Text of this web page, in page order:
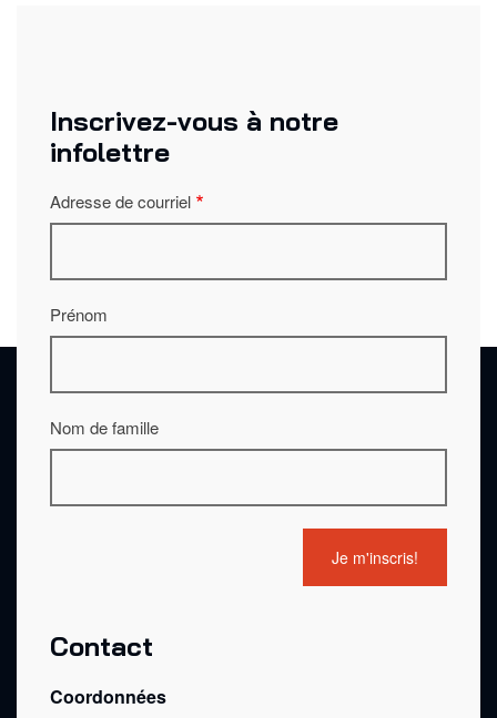
Inscrivez-vous à notre
infolettre
Adresse de courriel
Prénom
Nom de famille
Contact
Coordonnées